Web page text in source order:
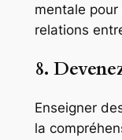
mentale
relations
8.
Enseigner
la